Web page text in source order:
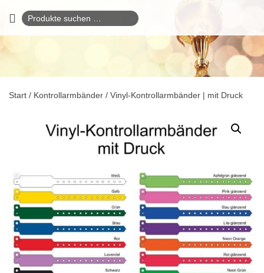
Suchen
nach:
Start / Kontrollarmbänder / Vinyl-Kontrollarmbänder | mit Druck